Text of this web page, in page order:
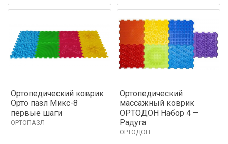
Ортопедический коврик
Орто пазл Микс-8
первые шаги
ОРТОПАЗЛ
Ортопедический
массажный коврик
ОРТОДОН Набор 4 —
Радуга
ОРТОДОН